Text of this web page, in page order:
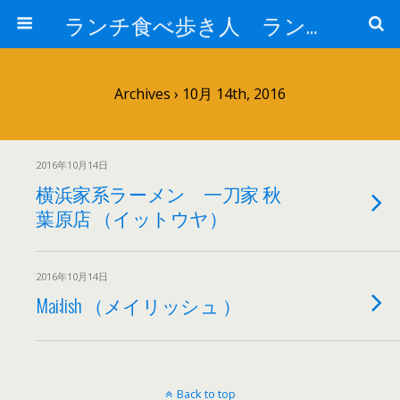
ランチ食べ歩き人 ランチパスポートで美味しいランチ 安い 贅沢 おいしい
Archives › 10月 14th, 2016
2016年10月14日
横浜家系ラーメン 一刀家 秋
葉原店 （イットウヤ）
2016年10月14日
Mai:lish （メイリッシュ ）
Back to top